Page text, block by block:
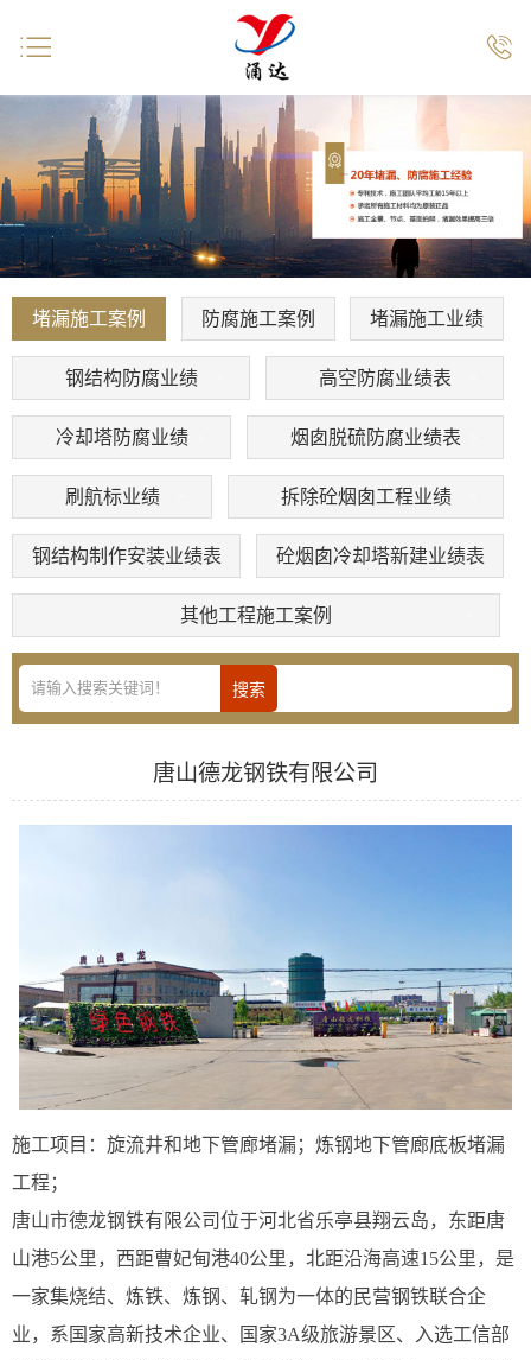
堵漏施工案例 防腐施工案例 堵漏施工业绩
钢结构防腐业绩 高空防腐业绩表
冷却塔防腐业绩 烟囱脱硫防腐业绩表
刷航标业绩 拆除砼烟囱工程业绩
钢结构制作安装业绩表 砼烟囱冷却塔新建业绩表
其他工程施工案例
唐山德龙钢铁有限公司
施工项目：旋流井和地下管廊堵漏；炼钢地下管廊底板堵漏
工程；
唐山市德龙钢铁有限公司位于河北省乐亭县翔云岛，东距唐
山港5公里，西距曹妃甸港40公里，北距沿海高速15公里，是
一家集烧结、炼铁、炼钢、轧钢为一体的民营钢铁联合企
业，系国家高新技术企业、国家3A级旅游景区、入选工信部
 